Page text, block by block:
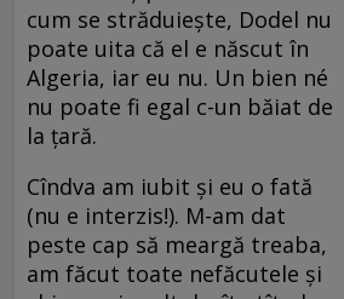
cum se străduiește, Dodel nu
poate uita că el e născut în
Algeria, iar eu nu. Un bien né
nu poate fi egal c-un băiat de
la țară.
Cîndva am iubit și eu o fată
(nu e interzis!). M-am dat
peste cap să meargă treaba,
am făcut toate nefăcutele și